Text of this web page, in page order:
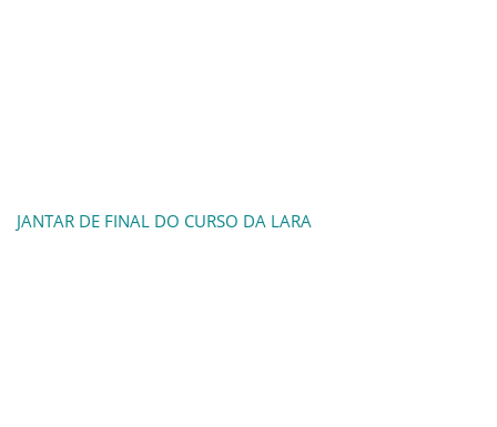
JANTAR DE FINAL DO CURSO DA LARA